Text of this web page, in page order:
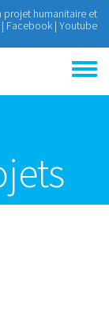
humanitaire et
Facebook | Youtube
Toggle
menu